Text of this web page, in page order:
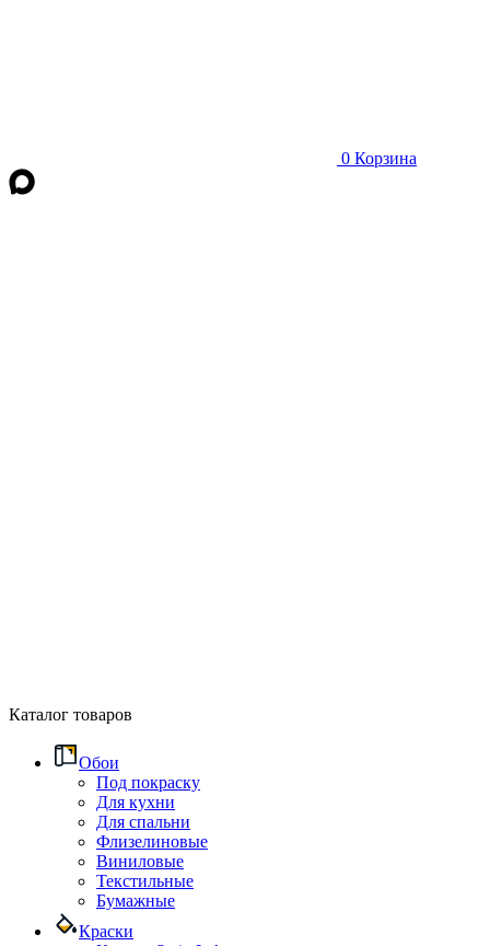
0 Корзина
Каталог товаров
Обои
Под покраску
Для кухни
Для спальни
Флизелиновые
Виниловые
Текстильные
Бумажные
Краски